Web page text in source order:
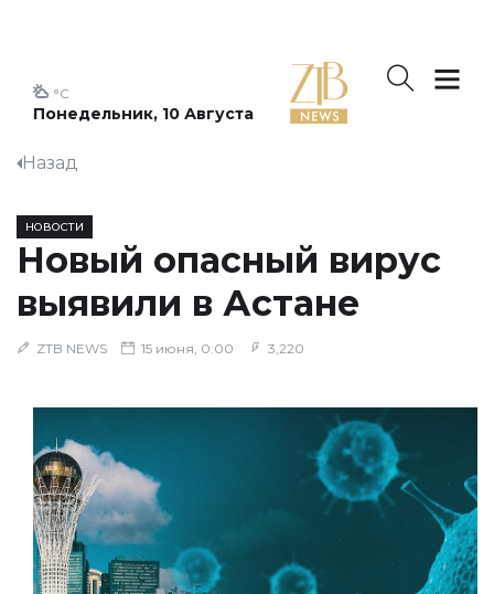
Понедельник, 10 Августа
°C
Назад
НОВОСТИ
Новый опасный вирус
выявили в Астане
ZTB NEWS 15 июня, 0:00 3,220